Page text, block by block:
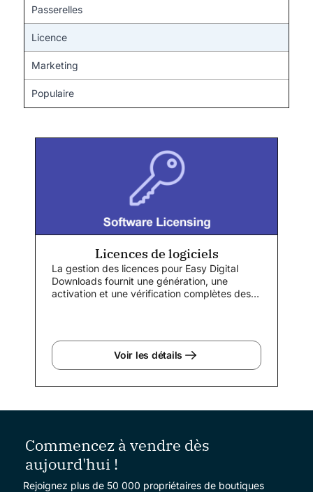
Passerelles
Licence
Marketing
Populaire
Licences de logiciels
La gestion des licences pour Easy Digital
Downloads fournit une génération, une
activation et une vérification complètes des
Voir les détails
Commencez à vendre dès
aujourd'hui !
Rejoignez plus de 50 000 propriétaires de boutiques